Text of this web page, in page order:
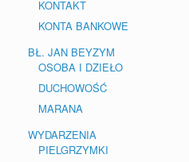
KONTAKT
KONTA BANKOWE
BŁ. JAN BEYZYM
OSOBA I DZIEŁO
DUCHOWOŚĆ
MARANA
WYDARZENIA
PIELGRZYMKI